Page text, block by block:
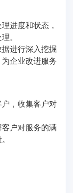
进度和状态，
。
进行深入挖掘
企业改进服务
，收集客户对
户对服务的满